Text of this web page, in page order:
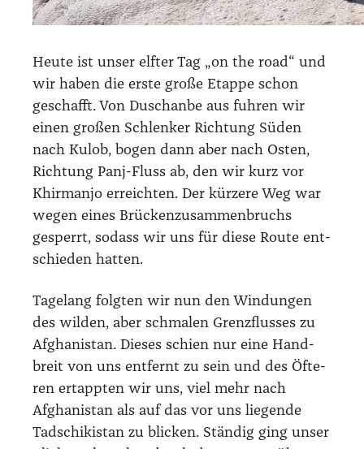
Heu­te ist unser elf­ter Tag „on the road“ und
wir haben die ers­te gro­ße Etap­pe schon
geschafft. Von Duschan­be aus fuh­ren wir
einen gro­ßen Schlen­ker Rich­tung Süden
nach Kulob, bogen dann aber nach Osten,
Rich­tung Panj-Fluss ab, den wir kurz vor
Khirm­an­jo erreich­ten. Der kür­ze­re Weg war
wegen eines Brü­cken­zu­sam­men­bruchs
gesperrt, sodass wir uns für die­se Rou­te ent­
schie­den hat­ten.
Tage­lang folg­ten wir nun den Win­dun­gen
des wil­den, aber schma­len Grenz­flus­ses zu
Afgha­ni­stan. Die­ses schien nur eine Hand­
breit von uns ent­fernt zu sein und des Öfte­
ren ertapp­ten wir uns, viel mehr nach
Afgha­ni­stan als auf das vor uns lie­gen­de
Tadschi­ki­stan zu bli­cken. Stän­dig ging unser